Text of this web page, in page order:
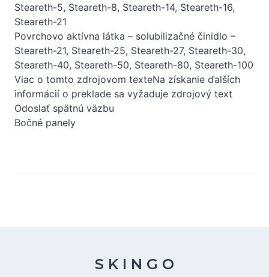
Steareth-5, Steareth-8, Steareth-14, Steareth-16,
Steareth-21
Povrchovo aktívna látka – solubilizačné činidlo –
Steareth-21, Steareth-25, Steareth-27, Steareth-30,
Steareth-40, Steareth-50, Steareth-80, Steareth-100
Viac o tomto zdrojovom texteNa získanie ďalších
informácií o preklade sa vyžaduje zdrojový text
Odoslať spätnú väzbu
Bočné panely
S K I N G O